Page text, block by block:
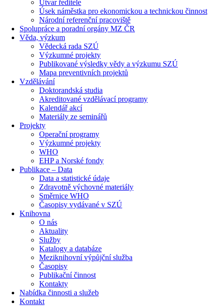
Útvar ředitele
Úsek náměstka pro ekonomickou a technickou činnost
Národní referenční pracoviště
Spolupráce a poradní orgány MZ ČR
Věda, výzkum
Vědecká rada SZÚ
Výzkumné projekty
Publikované výsledky vědy a výzkumu SZÚ
Mapa preventivních projektů
Vzdělávání
Doktorandská studia
Akreditované vzdělávací programy
Kalendář akcí
Materiály ze seminářů
Projekty
Operační programy
Výzkumné projekty
WHO
EHP a Norské fondy
Publikace – Data
Data a statistické údaje
Zdravotně výchovné materiály
Směrnice WHO
Časopisy vydávané v SZÚ
Knihovna
O nás
Aktuality
Služby
Katalogy a databáze
Meziknihovní výpůjční služba
Časopisy
Publikační činnost
Kontakty
Nabídka činnosti a služeb
Kontakt